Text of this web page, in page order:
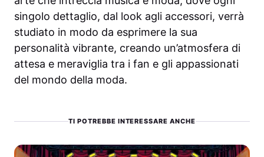
singolo dettaglio, dal look agli accessori, verrà
studiato in modo da esprimere la sua
personalità vibrante, creando un’atmosfera di
attesa e meraviglia tra i fan e gli appassionati
del mondo della moda.
TI POTREBBE INTERESSARE ANCHE